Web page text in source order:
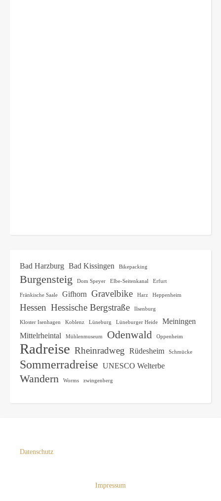
Bad Harzburg Bad Kissingen Bikepacking
Burgensteig Dom Speyer Elbe-Seitenkanal Erfurt
Fränkische Saale Gifhorn Gravelbike Harz Heppenheim
Hessen Hessische Bergstraße Ilsenburg
Kloster Isenhagen Koblenz Lüneburg Lüneburger Heide
Meiningen
Mittelrheintal
Mühlenmuseum Odenwald Oppenheim
Radreise Rheinradweg Rüdesheim Schmücke
Sommerradreise UNESCO Welterbe
Wandern Worms zwingenberg
Datenschutz
Impressum